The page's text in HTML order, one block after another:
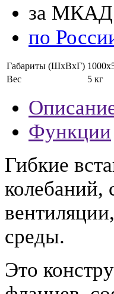
за
по
Габариты (ШхВхГ)
Вес
5 кг
Функции
Гибкие
колебаний,
среды.
Это